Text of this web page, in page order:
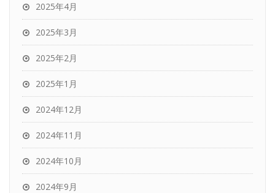
2025年4月
2025年3月
2025年2月
2025年1月
2024年12月
2024年11月
2024年10月
2024年9月